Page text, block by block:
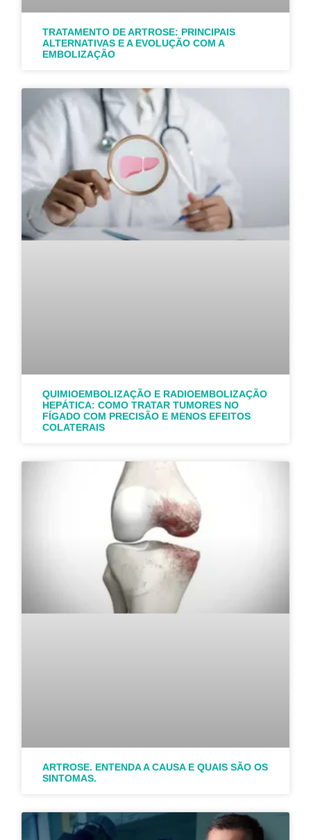
TRATAMENTO DE ARTROSE: PRINCIPAIS
ALTERNATIVAS E A EVOLUÇÃO COM A
EMBOLIZAÇÃO
QUIMIOEMBOLIZAÇÃO E RADIOEMBOLIZAÇÃO
HEPÁTICA: COMO TRATAR TUMORES NO
FÍGADO COM PRECISÃO E MENOS EFEITOS
COLATERAIS
ARTROSE. ENTENDA A CAUSA E QUAIS SÃO OS
SINTOMAS.